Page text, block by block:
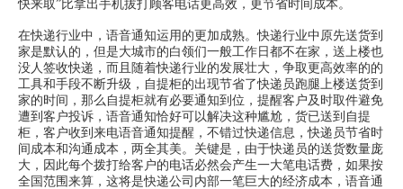
快来取”比拿出手机拔打顾客电话更高效，更节省时间成本。
在快递行业中，语音通知运用的更加成熟。快递行业中原先送货到
家是默认的，但是大城市的白领们一般工作日都不在家，送上楼也
没人签收快递，而且随着快递行业的发展壮大，争取更高效率的的
工具和手段不断升级，自提柜的出现节省了快递员跑腿上楼送货到
家的时间，那么自提柜就有必要通知到位，提醒客户及时取件避免
遭到客户投诉，语音通知恰好可以解决这种尴尬，货已送到自提
柜，客户收到来电语音通知提醒，不错过快递信息，快递员节省时
间成本和沟通成本，两全其美。关键是，由于快递员的送货数量庞
大，因此每个拨打给客户的电话必然会产生一大笔电话费，如果按
全国范围来算，这将是快递公司内部一笔巨大的经济成本，语音通